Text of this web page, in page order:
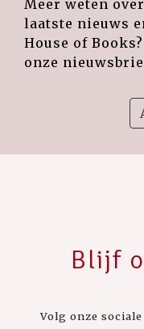
Meer weten
laatste nieuws
House of
onze
Blijf
Volg onze